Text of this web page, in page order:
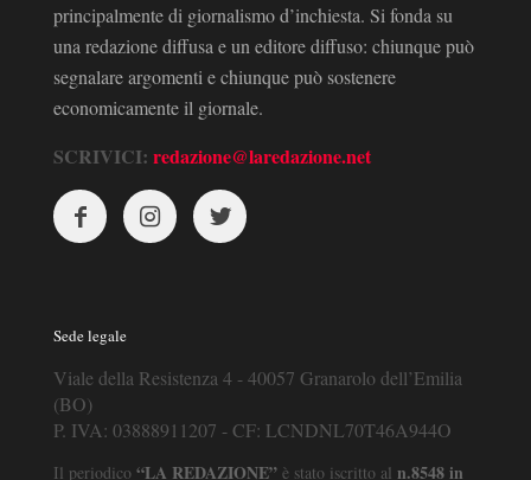
principalmente di giornalismo d’inchiesta. Si fonda su
una redazione diffusa e un editore diffuso: chiunque può
segnalare argomenti e chiunque può sostenere
economicamente il giornale.
SCRIVICI: redazione@laredazione.net
Sede legale
Viale della Resistenza 4 - 40057 Granarolo dell’Emilia
(BO)
P. IVA: 03888911207 - CF: LCNDNL70T46A944O
Il periodico “LA REDAZIONE” è stato iscritto al n.8548 in